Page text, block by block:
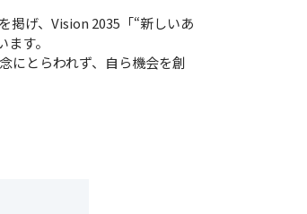
掲げ、Vision 2035「“新しいあ
す。
にとらわれず、自ら機会を創